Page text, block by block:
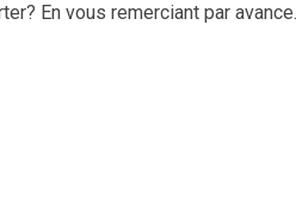
En vous remerciant par